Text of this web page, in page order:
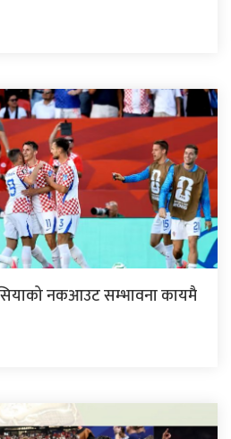
नकआउट सम्भावना कायमै